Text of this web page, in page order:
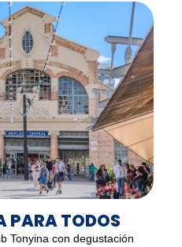
PARA TODOS
Tonyina con degustación